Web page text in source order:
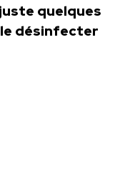
quelques
désinfecter